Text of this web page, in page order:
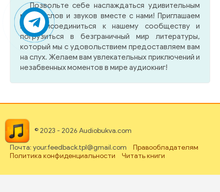
Позвольте себе наслаждаться удивительным
миром слов и звуков вместе с нами! Приглашаем
вас присоединиться к нашему сообществу и
погрузиться в безграничный мир литературы,
который мы с удовольствием предоставляем вам
на слух. Желаем вам увлекательных приключений и
незабвенных моментов в мире аудиокниг!
© 2023 - 2026 Audiobukva.com
Почта: your.feedback.tpl@gmail.com
Правообладателям
Политика конфиденциальности
Читать книги